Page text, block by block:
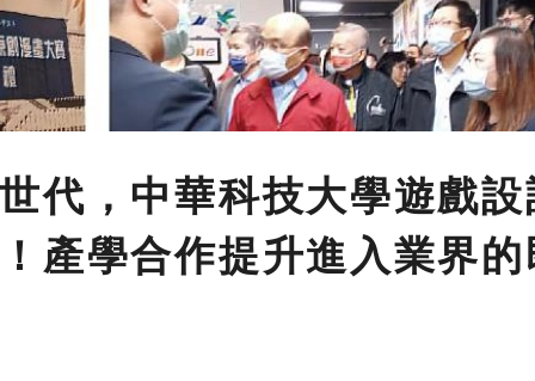
代，中華科技大學遊戲
產學合作提升進入業界